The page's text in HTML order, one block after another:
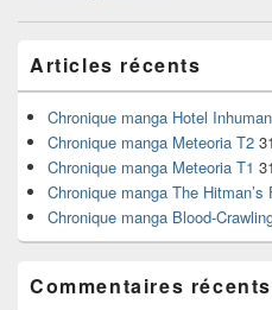
articles
principale
de
widget
pour
barre
latérale
Articles récents
Chronique manga Hotel
Chronique manga Meteoria T2
Chronique manga Meteoria T1
Chronique manga The Hitman’s
Chronique manga Blood-
Commentaires récents